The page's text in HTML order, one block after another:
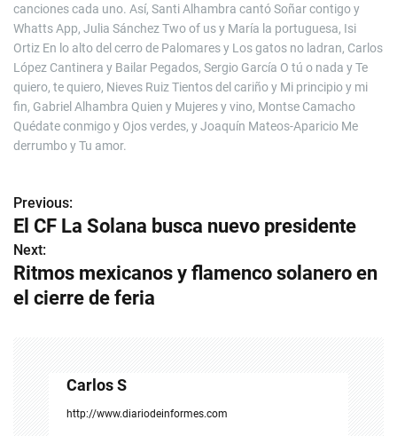
canciones cada uno. Así, Santi Alhambra cantó Soñar contigo y
Whatts App, Julia Sánchez Two of us y María la portuguesa, Isi
Ortiz En lo alto del cerro de Palomares y Los gatos no ladran, Carlos
López Cantinera y Bailar Pegados, Sergio García O tú o nada y Te
quiero, te quiero, Nieves Ruiz Tientos del cariño y Mi principio y mi
fin, Gabriel Alhambra Quien y Mujeres y vino, Montse Camacho
Quédate conmigo y Ojos verdes, y Joaquín Mateos-Aparicio Me
derrumbo y Tu amor.
N
a
v
e
Previous:
El CF La Solana busca nuevo presidente
Next:
Ritmos mexicanos y flamenco solanero en
el cierre de feria
Carlos S
http://www.diariodeinformes.com